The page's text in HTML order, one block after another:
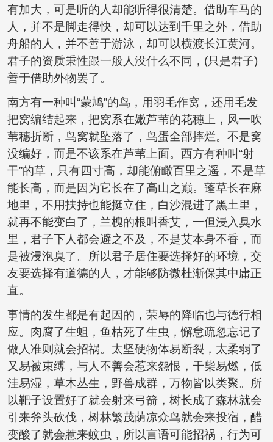
有加大，可是听的人却能听得很清楚。借助车马的
人，并不是脚走得快，却可以达到千里之外，借助
舟船的人，并不善于游泳，却可以横渡长江黄河。
君子的资质秉性跟一般人没什么不同，(只是君子)
善于借助外物罢了。
南方有一种叫“蒙鸠”的鸟，用羽毛作窝，还用毛发
把窝编结起来，把窝系在嫩芦苇的花穗上，风一吹
苇穗折断，鸟窝就坠落了，鸟蛋全部摔烂。不是窝
没编好，而是不该系在芦苇上面。西方有种叫“射
干”的草，只有四寸高，却能俯瞰百里之遥，不是草
能长高，而是因为它长在了高山之巅。蓬草长在麻
地里，不用扶持也能挺立住，白沙混进了黑土里，
就再不能变白了，兰槐的根叫香艾，一但浸入臭水
里，君子下人都会避之不及，不是艾本身不香，而
是被浸泡臭了。所以君子居住要选择好的环境，交
友要选择有道德的人，才能够防微杜渐保其中庸正
直。
事情的发生都是有起因的，荣辱的降临也与德行相
应。肉腐了生蛆，鱼枯死了生虫，懈怠疏忽忘记了
做人准则就会招祸。太坚硬物体易断裂，太柔弱了
又易被束缚，与人不善会惹来怨恨，干柴易燃，低
洼易湿，草木丛生，野兽成群，万物皆以类聚。所
以靶子设置好了就会射来弓箭，树长成了森林就会
引来斧头砍伐，树林繁茂荫凉众鸟就会来投宿，醋
变酸了就会惹来蚊虫，所以言语可能招祸，行为可